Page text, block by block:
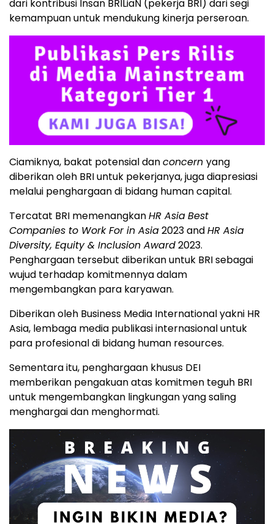
dari kontribusi Insan BRILiaN (pekerja BRI) dari segi
kemampuan untuk mendukung kinerja perseroan.
Ciamiknya, bakat potensial danconcern yang
diberikan oleh BRI untuk pekerjanya, juga diapresiasi
melalui penghargaan di bidang human capital.
Tercatat BRI memenangkanHR AsiaBest
Companies to Work For in Asia2023 andHR Asia
Diversity, Equity & Inclusion Award2023.
Penghargaan tersebut diberikan untuk BRI sebagai
wujud terhadap komitmennya dalam
mengembangkan para karyawan.
Diberikan oleh Business Media International yakni HR
Asia, lembaga media publikasi internasional untuk
para profesional di bidang human resources.
Sementara itu, penghargaan khusus DEI
memberikan pengakuan atas komitmen teguh BRI
untuk mengembangkan lingkungan yang saling
menghargai dan menghormati.